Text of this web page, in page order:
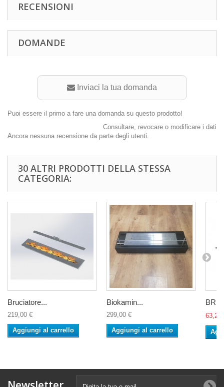
RECENSIONI
DOMANDE
Inviaci la tua domanda
Puoi essere il primo a fare una domanda su questo prodotto!
Consultare, revocare o modificare i dati
Ancora nessuna recensione da parte degli utenti.
30 ALTRI PRODOTTI DELLA STESSA
CATEGORIA:
Bruciatore...
219,00 €
Aggiungi al carrello
Biokamin...
299,00 €
Aggiungi al carrello
63,20